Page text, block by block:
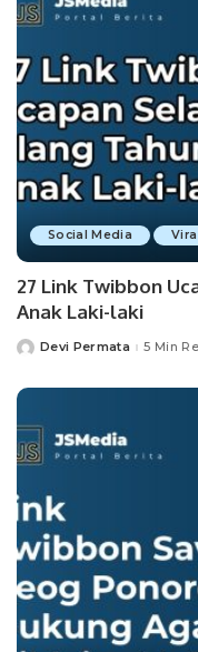
Social Media
27 Link Twibbon
Anak Laki-laki
PostedDevi Permata 5 Min